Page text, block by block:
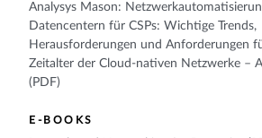
Analysys Mason:
Datencentern für CSPs: Wichtige Trends,
Herausforderungen und Anforderungen
Zeitalter der Cloud-nativen Netzwerke –
(PDF)
E-BOOKS